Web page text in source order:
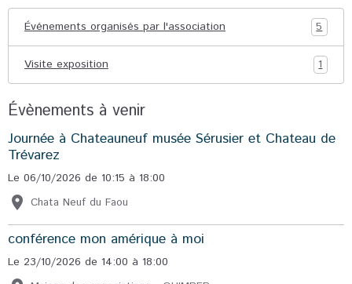
Événements organisés par l'association 5
Visite exposition 1
Évènements à venir
Journée à Chateauneuf musée Sérusier et Chateau de
Trévarez
Le 06/10/2026 de 10:15 à 18:00
Chata Neuf du Faou
conférence mon amérique à moi
Le 23/10/2026 de 14:00 à 18:00